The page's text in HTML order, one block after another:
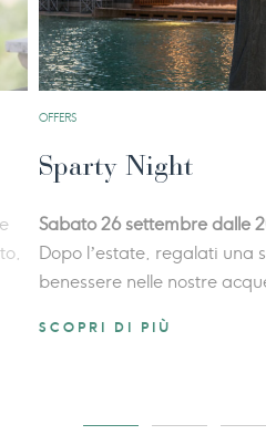
OFFERS
Sparty Night
Sabato 26 settembre dalle
Dopo l’estate, regalati una
benessere nelle nostre
SCOPRI DI PIÙ